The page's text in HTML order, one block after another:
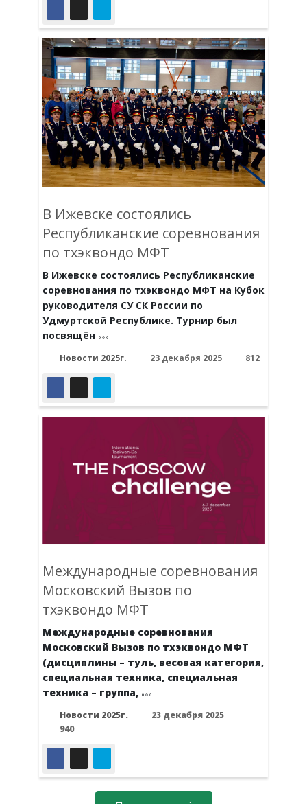
В Ижевске состоялись
Республиканские соревнования
по тхэквондо МФТ
В Ижевске состоялись Республиканские
соревнования по тхэквондо МФТ на Кубок
руководителя СУ СК России по
Удмуртской Республике. Турнир был
посвящён
Новости 2025г. 23 декабря 2025 812
Международные соревнования
Московский Вызов по
тхэквондо МФТ
Международные соревнования
Московский Вызов по тхэквондо МФТ
(дисциплины – туль, весовая категория,
специальная техника, специальная
техника – группа,
Новости 2025г.
23 декабря 2025
940